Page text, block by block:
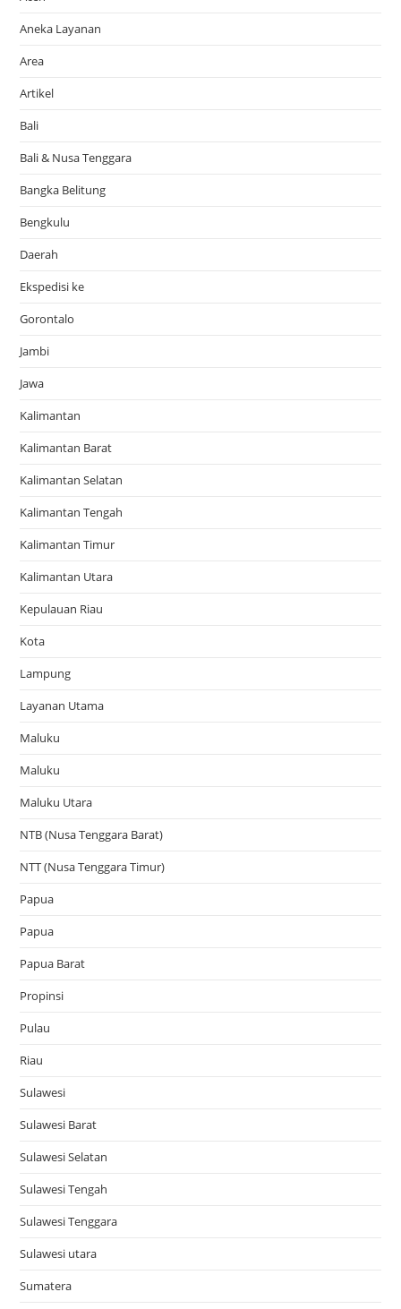
Aneka Layanan
Area
Artikel
Bali
Bali & Nusa Tenggara
Bangka Belitung
Bengkulu
Daerah
Ekspedisi ke
Gorontalo
Jambi
Jawa
Kalimantan
Kalimantan Barat
Kalimantan Selatan
Kalimantan Tengah
Kalimantan Timur
Kalimantan Utara
Kepulauan Riau
Kota
Lampung
Layanan Utama
Maluku
Maluku
Maluku Utara
NTB (Nusa Tenggara Barat)
NTT (Nusa Tenggara Timur)
Papua
Papua
Papua Barat
Propinsi
Pulau
Riau
Sulawesi
Sulawesi Barat
Sulawesi Selatan
Sulawesi Tengah
Sulawesi Tenggara
Sulawesi utara
Sumatera